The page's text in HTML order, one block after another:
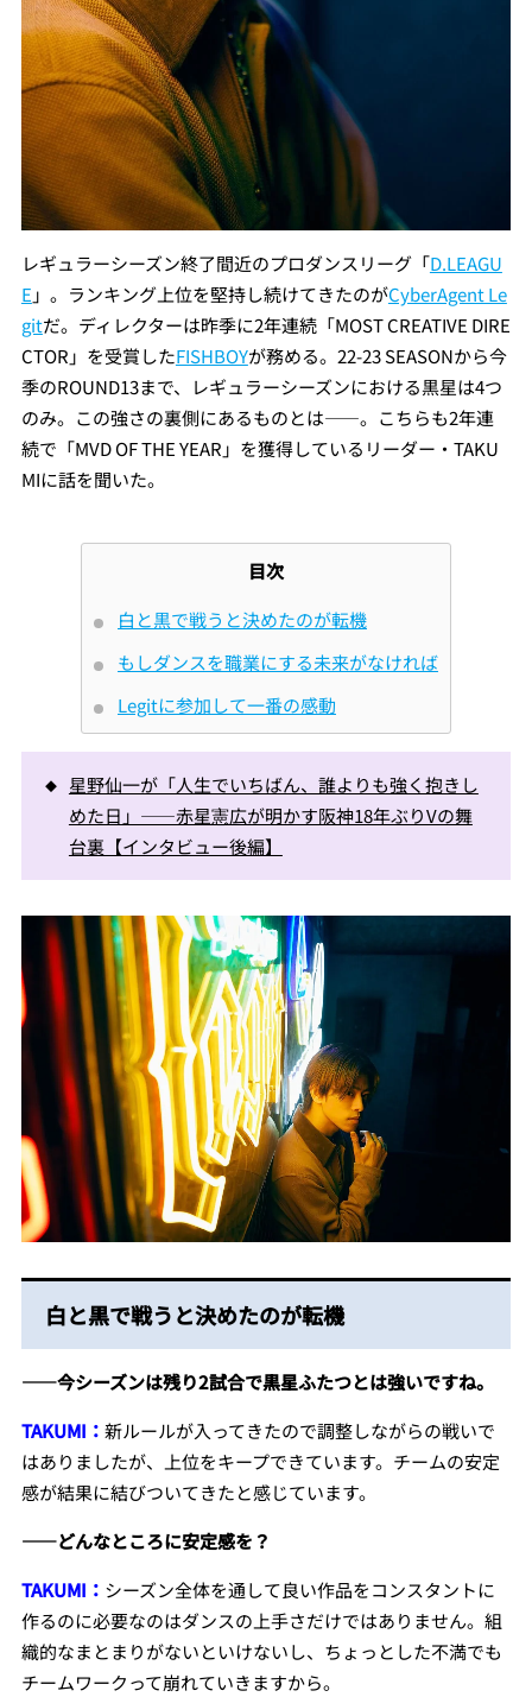
レギュラーシーズン終了間近のプロダンスリーグ「D.LEAGU
E 」。ランキング上位を堅持し続けてきたのがCyberAgent Le
gitだ。 ディレクターは昨季に2年連続「MOST CREATIVE DIRE
CTOR」を受賞したFISHBOYが務める。 22-23 SEASONから今
季のROUND13まで、レギュラーシーズンにおける黒星は4つ
のみ。この強さの裏側にあるものとは――。こちらも2年連
続で「MVD OF THE YEAR」を獲得しているリーダー・TAKU
MIに話を聞いた。
目次
白と黒で戦うと決めたのが転機
もしダンスを職業にする未来がなければ
Legitに参加して一番の感動
星野仙一が「人生でいちばん、誰よりも強く抱きし
めた日」――赤星憲広が明かす阪神18年ぶりVの舞
台裏【インタビュー後編】
白と黒で戦うと決めたのが転機
――今シーズンは残り2試合で黒星ふたつとは強いですね。
TAKUMI： 新ルールが入ってきたので調整しながらの戦いで
はありましたが、上位をキープできています。チームの安定
感が結果に結びついてきたと感じています。
――どんなところに安定感を？
TAKUMI： シーズン全体を通して良い作品をコンスタントに
作るのに必要なのはダンスの上手さだけではありません。組
織的なまとまりがないといけないし、ちょっとした不満でも
チームワークって崩れていきますから。